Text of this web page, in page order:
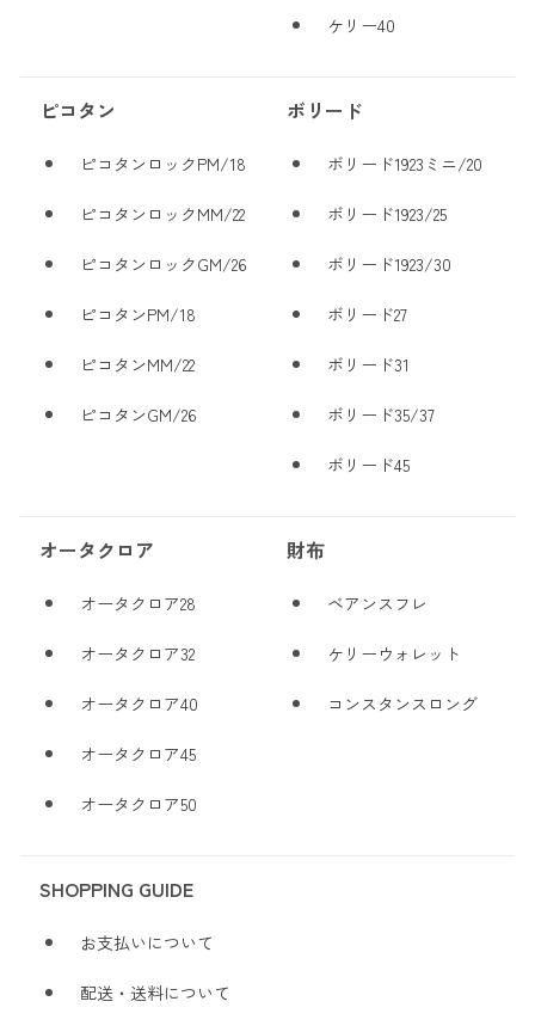
ケリー40
ピコタン
ピコタンロックPM/18
ピコタンロックMM/22
ピコタンロックGM/26
ピコタンPM/18
ピコタンMM/22
ピコタンGM/26
ボリード
ボリード1923ミニ/20
ボリード1923/25
ボリード1923/30
ボリード27
ボリード31
ボリード35/37
ボリード45
オータクロア
オータクロア28
オータクロア32
オータクロア40
オータクロア45
オータクロア50
財布
ベアンスフレ
ケリーウォレット
コンスタンスロング
SHOPPING GUIDE
お支払いについて
配送・送料について